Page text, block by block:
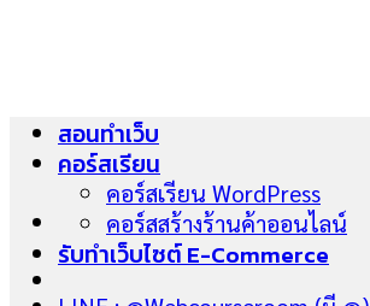
สอนทำเว็บ
คอร์สเรียน
คอร์สเรียน WordPress
คอร์สสร้างร้านค้าออนไลน์
รับทำเว็บไซต์ E-Commerce